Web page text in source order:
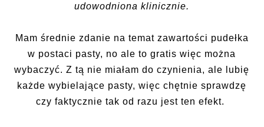
udowodniona klinicznie.
Mam średnie zdanie na temat zawartości pudełka
w postaci pasty, no ale to gratis więc można
wybaczyć. Z tą nie miałam do czynienia, ale lubię
każde wybielające pasty, więc chętnie sprawdzę
czy faktycznie tak od razu jest ten efekt.